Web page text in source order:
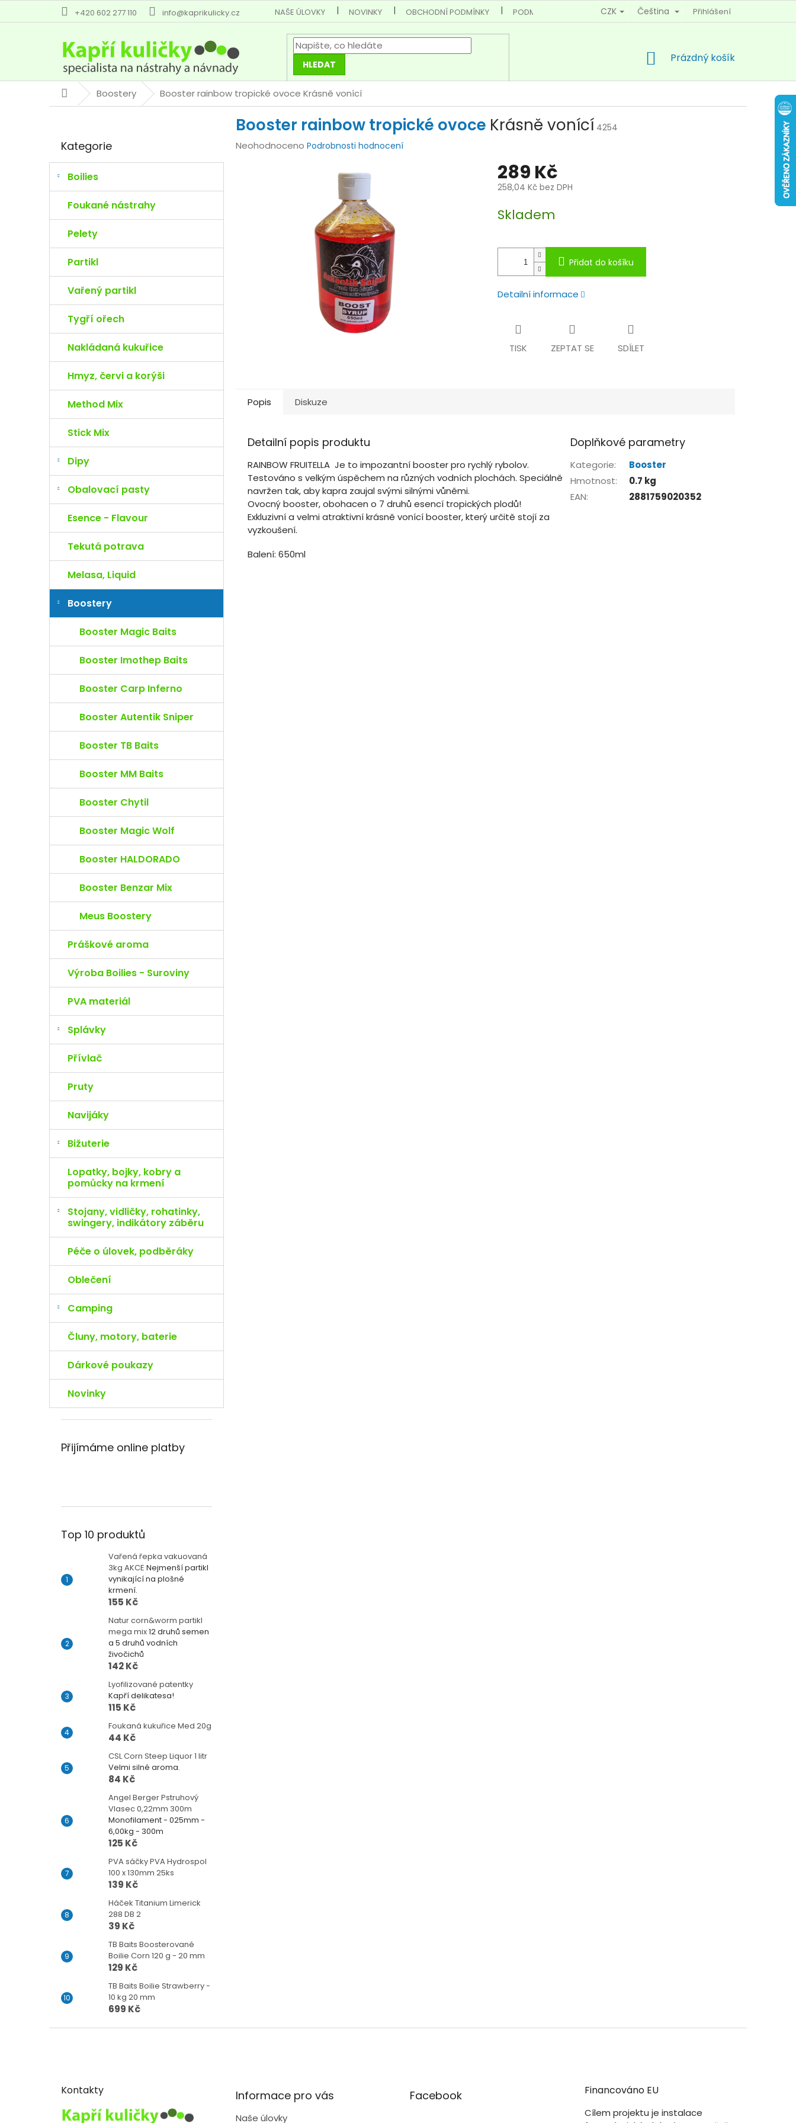
+420 602 277 110 info@kaprikulicky.cz NAŠE ÚLOVKY NOVINKY OBCHODNÍ PODMÍNKY PODMÍNKY OCHRANY OSOBNÍCH ÚDAJŮ KONTAKTY
CZK Čeština Přihlášení
HLEDAT
NÁKUPNÍ
Prázdný košík
DomůBoostery Booster rainbow tropické ovoce Krásně vonící
r
n
í
l
kategorie
Kategorie
Boilies
Foukané nástrahy
Pelety
Partikl
Vařený partikl
Tygří ořech
Nakládaná kukuřice
Hmyz, červi a korýši
Method Mix
Stick Mix
Dipy
Obalovací pasty
Esence - Flavour
Tekutá potrava
Melasa, Liquid
Boostery
Booster Magic Baits
Booster Imothep Baits
Booster Carp Inferno
Booster Autentik Sniper
Booster TB Baits
Booster MM Baits
Booster Chytil
Booster Magic Wolf
Booster HALDORADO
Booster Benzar Mix
Meus Boostery
Práškové aroma
Výroba Boilies - Suroviny
PVA materiál
Splávky
Přívlač
Pruty
Navijáky
Bižuterie
Lopatky, bojky, kobry a
pomůcky na krmení
Stojany, vidličky, rohatinky,
swingery, indikátory záběru
Péče o úlovek, podběráky
Oblečení
Camping
Čluny, motory, baterie
Dárkové poukazy
Novinky
Přijímáme online platby
Top 10 produktů
Vařená řepka vakuovaná
3kg AKCE Nejmenší partikl
vynikající na plošné
krmení.
155 Kč
Natur corn&worm partikl
mega mix12 druhů semen
a 5 druhů vodních
živočichů
142 Kč
Lyofilizované patentky
Kapří delikatesa!
115 Kč
Foukaná kukuřice Med 20g
44 Kč
CSL Corn Steep Liquor 1 litr
Velmi silné aroma.
84 Kč
Angel Berger Pstruhový
Vlasec 0,22mm 300m
Monofilament - 025mm -
6,00kg - 300m
125 Kč
PVA sáčky PVA Hydrospol
100 x 130mm 25ks
139 Kč
Háček Titanium Limerick
288 DB 2
39 Kč
TB Baits Boosterované
Boilie Corn 120 g - 20 mm
129 Kč
TB Baits Boilie Strawberry -
10 kg 20 mm
699 Kč
Booster rainbow tropické ovoce Krásně vonící 4254
Průměrné
Neohodnoceno Podrobnosti hodnocení
289 Kč
258,04 Kč bez DPH
cena:
Skladem
Přidat do košíku
Detailní informace
TISK ZEPTAT SE SDÍLET
Popis Diskuze
Detailní popis produktu
RAINBOW FRUITELLA Je to impozantní booster pro rychlý rybolov.
Testováno s velkým úspěchem na různých vodních plochách. Speciálně
navržen tak, aby kapra zaujal svými silnými vůněmi.
Ovocný booster, obohacen o 7 druhů esencí tropických plodů!
Exkluzivní a velmi atraktivní krásně vonící booster, který určitě stojí za
vyzkoušení.
Balení: 650ml
Doplňkové parametry
Kategorie:
Booster
Hmotnost:
0.7 kg
EAN: 2881759020352
Kontakty Informace pro vás
Naše úlovky
Facebook Financováno EU
Cílem projektu je instalace